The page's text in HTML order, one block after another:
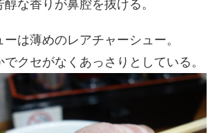
な香りが鼻腔を抜ける。
は薄めのレアチャーシュー。
でクセがなくあっさりとしている。